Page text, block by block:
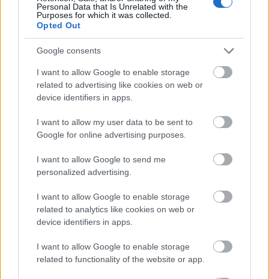
Personal Data that Is Unrelated with the
Purposes for which it was collected.
Opted Out
Google consents
I want to allow Google to enable storage
related to advertising like cookies on web or
device identifiers in apps.
I want to allow my user data to be sent to
Google for online advertising purposes.
I want to allow Google to send me
personalized advertising.
I want to allow Google to enable storage
related to analytics like cookies on web or
device identifiers in apps.
I want to allow Google to enable storage
related to functionality of the website or app.
A sütőt 170 C-ra állítom, majd alufólia alatt hagyom
kétszer 45-45 percet párolódni a húst. Azért írtam
így, mert félúton a húst megfordítom, illetve egy kis
vízzel még meglocsolom a tepsi alját.
A másfél óra után az alufóliát leveszem, majd a
sütőt 180 C-ra állítom. Nekünk már az új sütőnkben
legvastagabb részbe, a csont mellé, majd beállítom
az elvárt célt, a 85 C-os maghőmérsékletet.
Egyszer ezt a műveletet is megszakítom, amikor a
húst ismét átfordítom, majd amikor a 85 C-ot már